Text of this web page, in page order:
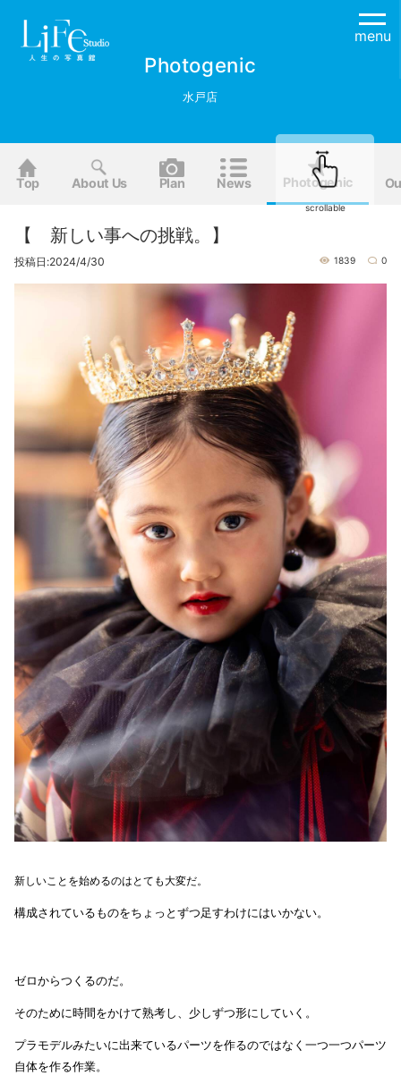
menu
Photogenic
水戸店
Top About Us Plan News Photogenic
scrollable
【 新しい事への挑戦。】
投稿日:2024/4/30 1839 0
新しいことを始めるのはとても大変だ。
構成されているものをちょっとずつ足すわけにはいかない。
ゼロからつくるのだ。
そのために時間をかけて熟考し、少しずつ形にしていく。
プラモデルみたいに出来ているパーツを作るのではなく一つ一つパーツ
自体を作る作業。